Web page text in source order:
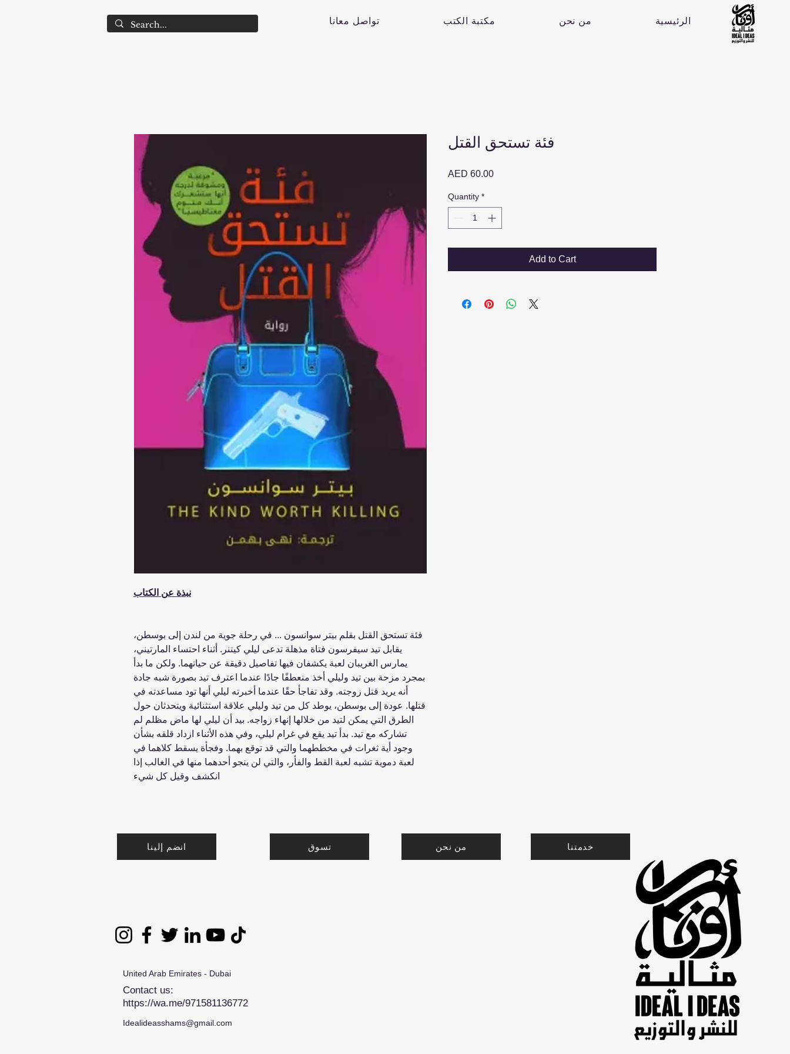
تواصل معانا مكتبة الكتب من نحن الرئيسية
نبذة عن الكتاب
فئة تستحق القتل بقلم بيتر سوانسون ... في رحلة جوية من لندن إلى بوسطن،
يقابل تيد سيفرسون فتاة مذهلة تدعى ليلي كيتنر. أثناء احتساء المارتيني،
يمارس الغريبان لعبة يكشفان فيها تفاصيل دقيقة عن حياتهما. ولكن ما بدأ
بمجرد مزحة بين تيد وليلي أخذ منعطفًا جادًا عندما اعترف تيد بصورة شبه جادة
أنه يريد قتل زوجته. وقد تفاجأ حقًا عندما أخبرته ليلي أنها تود مساعدته في
قتلها. عودة إلى بوسطن، يوطد كل من تيد وليلي علاقة استثنائية ويتحدثان حول
الطرق التي يمكن لتيد من خلالها إنهاء زواجه. بيد أن ليلي لها ماض مظلم لم
تشاركه مع تيد. بدأ تيد يقع في غرام ليلي، وفي هذه الأثناء ازداد قلقه بشأن
وجود أية ثغرات في مخططهما والتي قد توقع بهما. وفجأة يسقط كلاهما في
لعبة دموية تشبه لعبة القط والفأر، والتي لن ينجو أحدهما منها في الغالب إذا
انكشف وقيل كل شيء
فئة تستحق القتل
AED 60.00Price
Quantity *
Add to Cart
انضم إلينا تسوق من نحن خدمتنا
United Arab Emirates - Dubai
Contact us:
https://wa.me/971581136772
Idealideasshams@gmail.com